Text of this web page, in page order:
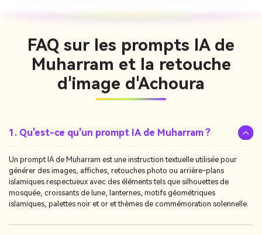
FAQ sur les prompts IA de
Muharram et la retouche
d'image d'Achoura
1. Qu'est-ce qu'un prompt IA de Muharram ?
Un prompt IA de Muharram est une instruction textuelle utilisée pour
générer des images, affiches, retouches photo ou arrière-plans
islamiques respectueux avec des éléments tels que silhouettes de
mosquée, croissants de lune, lanternes, motifs géométriques
islamiques, palettes noir et or et thèmes de commémoration solennelle.